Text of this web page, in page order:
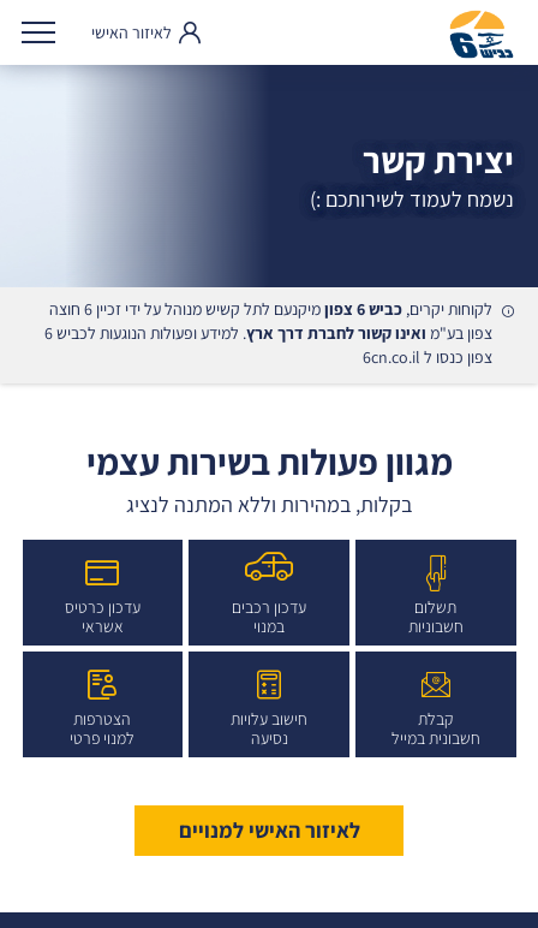
לאיזור האישי
יצירת קשר
נשמח לעמוד לשירותכם :)
לקוחות יקרים, כביש 6 צפון
מיקנעם לתל קשיש מנוהל על ידי זכיין 6 חוצה
צפון בע"מ ואינו קשור לחברת דרך ארץ
. למידע ופעולות הנוגעות לכביש 6
צפון כנסו ל 6cn.co.il
מגוון פעולות בשירות עצמי
בקלות, במהירות וללא המתנה לנציג
תשלום
חשבוניות
עדכון רכבים
במנוי
עדכון כרטיס
אשראי
קבלת
חשבונית במייל
חישוב עלויות
נסיעה
הצטרפות
למנוי פרטי
לאיזור האישי למנויים